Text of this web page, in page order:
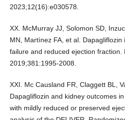
2023;12(16):e030578.
XX. McMurray JJ, Solomon SD,
MN, Martínez FA, et al.
failure and reduced ejection fraction.
2019;381:1995-2008.
XXI. Mc Causland FR, Claggett BL,
Dapagliflozin and kidney outcomes
with mildly reduced or preserved